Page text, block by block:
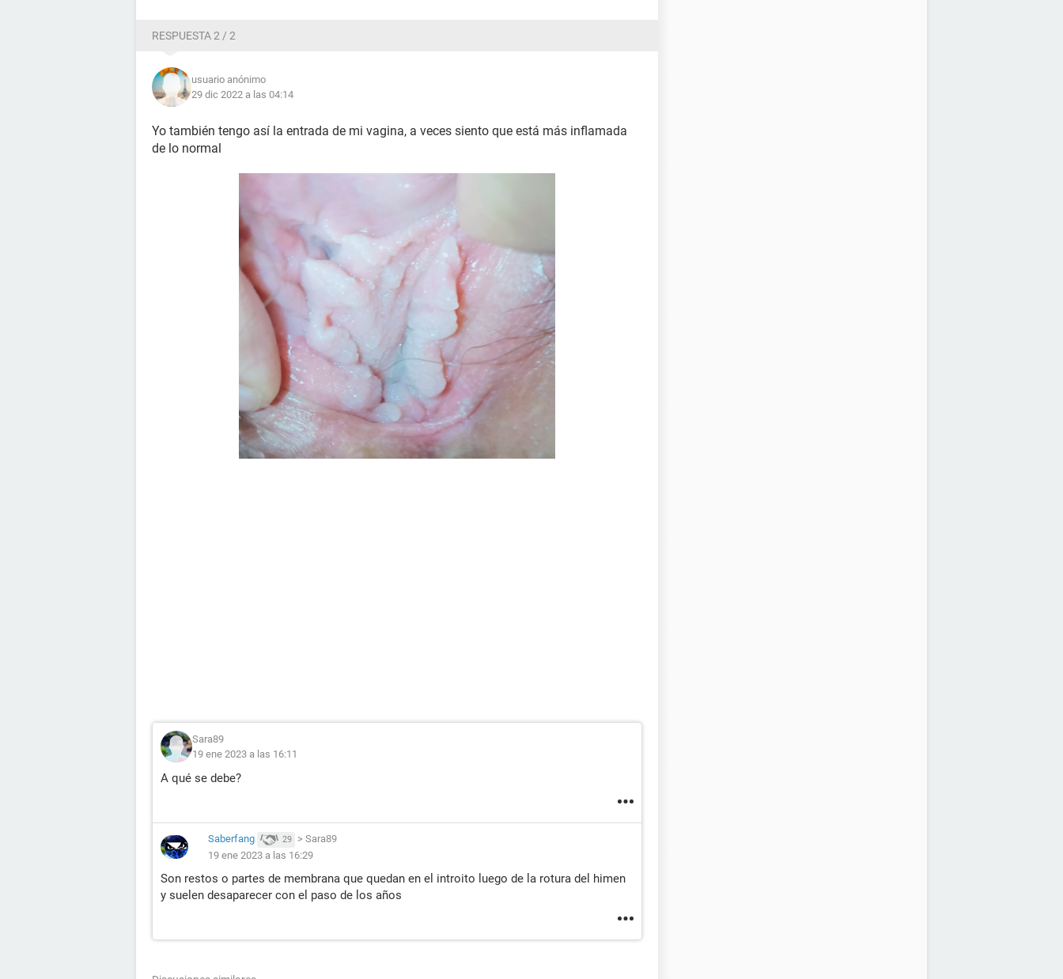
RESPUESTA 2 / 2
usuario anónimo
29 dic 2022 a las 04:14
Yo también tengo así la entrada de mi vagina, a veces siento que está más inflamada
de lo normal
Sara89
19 ene 2023 a las 16:11
A qué se debe?
Saberfang 29 > Sara89
19 ene 2023 a las 16:29
Son restos o partes de membrana que quedan en el introito luego de la rotura del himen
y suelen desaparecer con el paso de los años